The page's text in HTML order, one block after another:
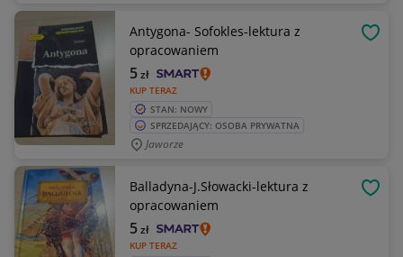
Antygona- Sofokles-lektura z
opracowaniem
KUP TERAZ
5zł
STAN: NOWY
SPRZEDAJĄCY: OSOBA PRYWATNA
Jaworze
Balladyna-J.Słowacki-lektura z
opracowaniem
KUP TERAZ
5zł